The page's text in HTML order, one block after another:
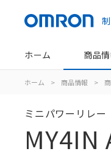
ホーム 商品
ホーム > 商品情報 >
ミニパワーリレー
MY4IN